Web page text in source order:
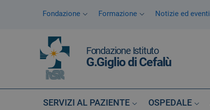
Vai al menu di navigazione
Fondazione Formazione Notizie ed eventi
Fondazione Istituto
G.Giglio di Cefalù
SERVIZI AL PAZIENTE OSPEDALE